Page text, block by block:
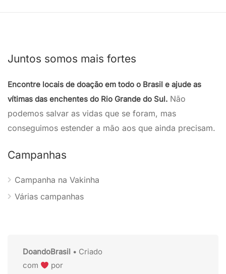
Juntos somos mais fortes
Encontre locais de doação em todo o Brasil e ajude as
vítimas das enchentes do Rio Grande do Sul. Não
podemos salvar as vidas que se foram, mas
conseguimos estender a mão aos que ainda precisam.
Campanhas
Campanha na Vakinha
Várias campanhas
DoandoBrasil • Criado
com
por